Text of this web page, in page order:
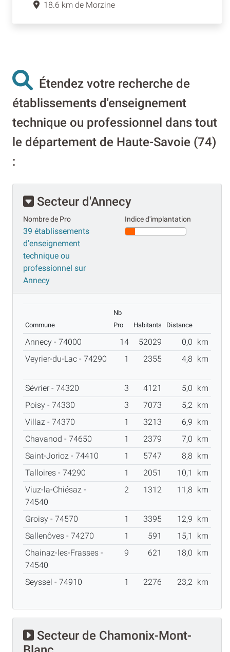
18.6 km de Morzine
Étendez votre recherche de
établissements d'enseignement
technique ou professionnel dans tout
le département de Haute-Savoie (74)
:
Secteur d'Annecy
Nombre de Pro
39 établissements
d'enseignement
technique ou
professionnel sur
Annecy
Indice d'implantation
Commune
Nb
Pro
Habitants Distance
Annecy - 74000 14 52029 0,0 km
Veyrier-du-Lac - 74290
1 2355 4,8 km
Sévrier - 74320 3 4121 5,0 km
Poisy - 74330
3 7073 5,2 km
Villaz - 74370
1 3213 6,9 km
Chavanod - 74650
1 2379 7,0 km
Saint-Jorioz - 74410
1 5747 8,8 km
Talloires - 74290
1 2051 10,1
km
Viuz-la-Chiésaz -
74540
2 1312 11,8 km
Groisy - 74570 1 3395 12,9 km
Sallenôves - 74270
1 591 15,1
km
Chainaz-les-Frasses -
74540
9 621 18,0 km
Seyssel - 74910 1 2276 23,2 km
Secteur de Chamonix-Mont-